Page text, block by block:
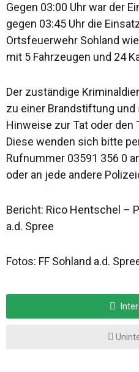
Gegen 03:00 Uhr war der
gegen 03:45 Uhr die
Ortsfeuerwehr Sohland
mit 5 Fahrzeugen und 24
Der zuständige
zu einer Brandstiftung und
Hinweise zur Tat oder den
Diese wenden sich bitte
Rufnummer 03591 356 0
oder an jede andere
Bericht: Rico Hentschel –
a.d. Spree
Fotos: FF Sohland a.d.